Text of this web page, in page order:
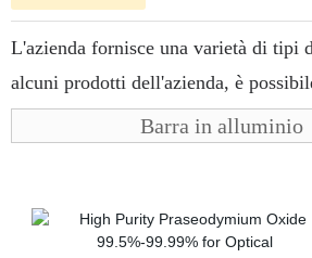
L'azienda fornisce una varietà di tipi
alcuni prodotti dell'azienda, è
Barra in alluminio